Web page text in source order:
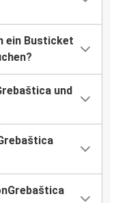
ein Busticket
und